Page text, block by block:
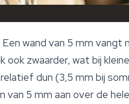
wand van 5 mm
zwaarder, wat bij
dun (3,5 mm bij
5 mm aan over de